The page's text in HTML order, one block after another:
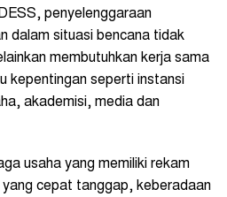
penyelenggaraan
dalam situasi bencana tidak
membutuhkan kerja sama
kepentingan seperti instansi
akademisi, media dan
usaha yang memiliki rekam
cepat tanggap, keberadaan